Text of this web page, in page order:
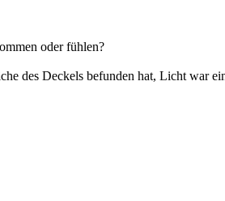
oder fühlen?
des Deckels befunden hat, Licht war